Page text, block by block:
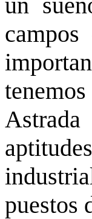
puestos